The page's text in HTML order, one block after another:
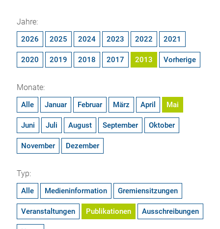
Jahre:
2026 2025 2024 2023 2022 2021
2020 2019 2018 2017 2013 Vorherige
Monate:
Alle Januar Februar März April Mai
Juni Juli August September Oktober
November Dezember
Typ:
Alle Medieninformation Gremiensitzungen
Veranstaltungen Publikationen Ausschreibungen